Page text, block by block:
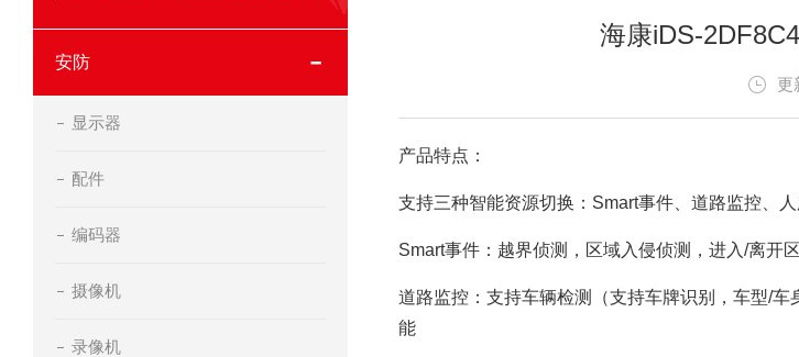
安防
显示器
配件
编码器
摄像机
录像机
海康iDS-
更
产品特点：
支持三种智能资源切换：Smart事件、道路监控、
Smart事件：越界侦测，区域入侵侦测，进入/离开
道路监控：支持车辆检测（支持车牌识别，车型/
能